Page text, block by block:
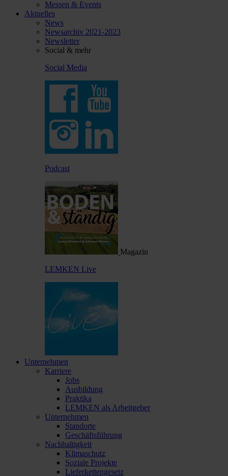
Messen & Events
Aktuelles
News
Newsarchiv 2021-2023
Newsletter
Social & mehr
Social Media
Podcast
Magazin
LEMKEN Live
Unternehmen
Karriere
Jobs
Ausbildung
Praktika
LEMKEN als Arbeitgeber
Unternehmen
Standorte
Geschäftsführung
Nachhaltigkeit
Klimaschutz
Soziale Projekte
Lieferkettengesetz